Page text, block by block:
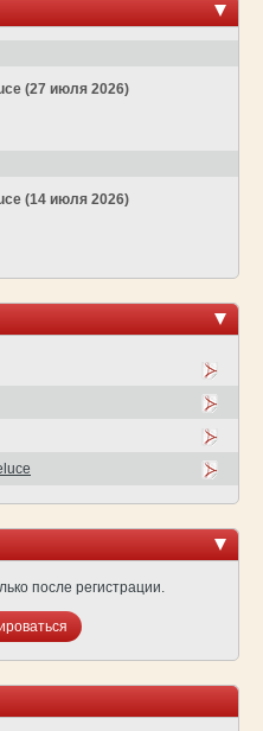
(27 июля 2026)
(14 июля 2026)
после регистрации.